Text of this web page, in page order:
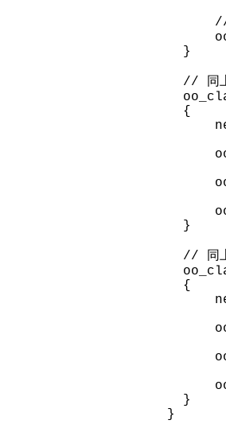
// 取代
}
// 同
{
new
}
// 同
{
new
}
}